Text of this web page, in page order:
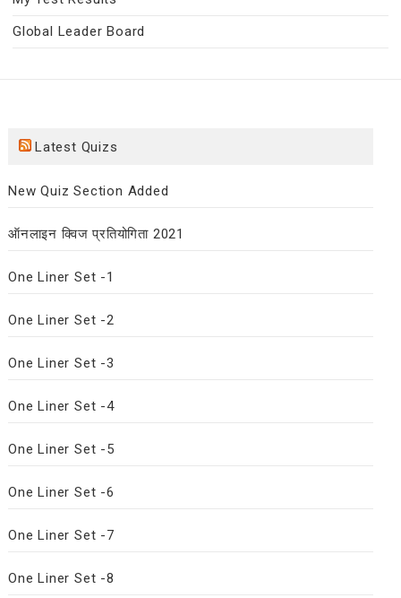
Global Leader Board
Latest Quizs
New Quiz Section Added
ऑनलाइन क्विज प्रतियोगिता 2021
One Liner Set -1
One Liner Set -2
One Liner Set -3
One Liner Set -4
One Liner Set -5
One Liner Set -6
One Liner Set -7
One Liner Set -8